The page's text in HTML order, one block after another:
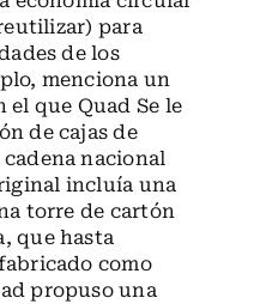
para
de los
menciona un
que Quad Se le
de cajas de
nacional
incluía una
torre de cartón
que hasta
como
propuso una